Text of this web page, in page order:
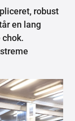
robust
en lang